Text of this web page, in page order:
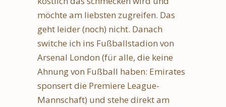
möchte am liebsten zugreifen. Das
geht leider (noch) nicht. Danach
switche ich ins Fußballstadion von
Arsenal London (für alle, die keine
Ahnung von Fußball haben: Emirates
sponsert die Premiere League-
Mannschaft) und stehe direkt am